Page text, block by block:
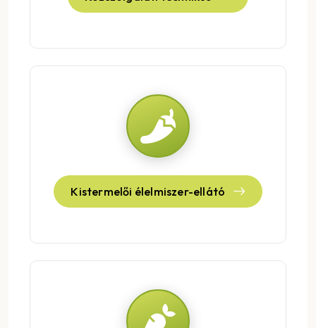
Kistermelői élelmiszer-ellátó